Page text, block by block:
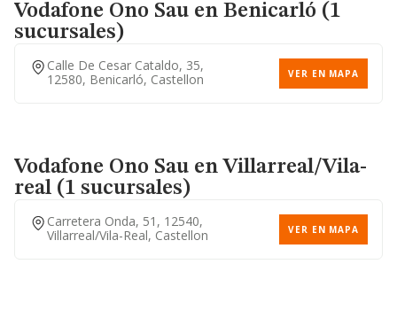
Vodafone Ono Sau en Benicarló (1
sucursales)
Calle De Cesar Cataldo, 35,
12580, Benicarló, Castellon
VER EN MAPA
Vodafone Ono Sau en Villarreal/Vila-
real (1 sucursales)
Carretera Onda, 51, 12540,
Villarreal/vila-Real, Castellon
VER EN MAPA